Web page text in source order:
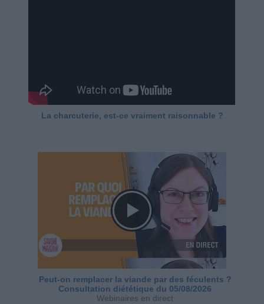
La charcuterie, est-ce vraiment raisonnable ?
Peut-on remplacer la viande par des féculents ?
Consultation diététique du 05/08/2026
Webinaires en direct